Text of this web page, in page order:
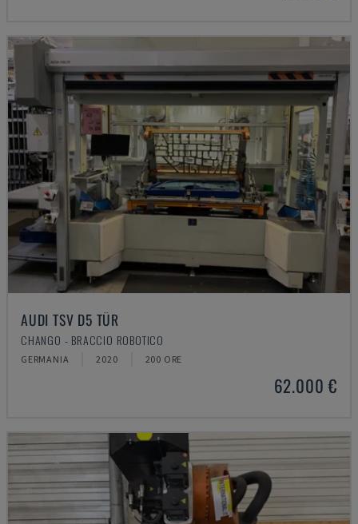
AUDI TSV D5 TÜR
CHANGO - BRACCIO ROBOTICO
GERMANIA 2020 200 ORE
62.000 €